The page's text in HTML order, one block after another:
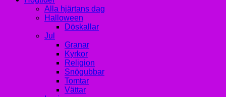
Alla hjärtans dag
Halloween
Döskallar
Jul
Granar
Kyrkor
Religion
Snögubbar
Tomtar
Vättar